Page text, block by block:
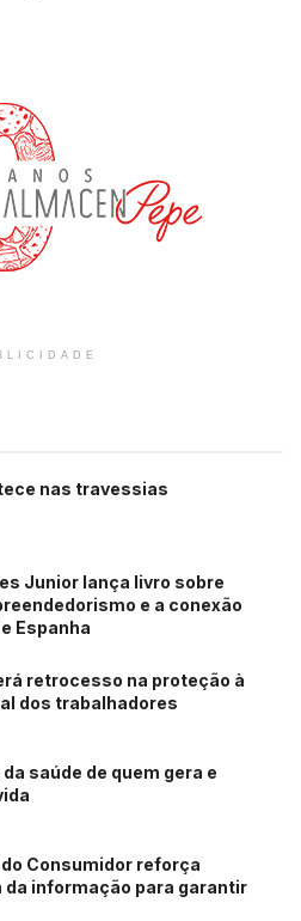
nas travessias
Junior lança livro sobre
e a conexão
Espanha
retrocesso na proteção à
dos trabalhadores
saúde de quem gera e
Consumidor reforça
da informação para garantir